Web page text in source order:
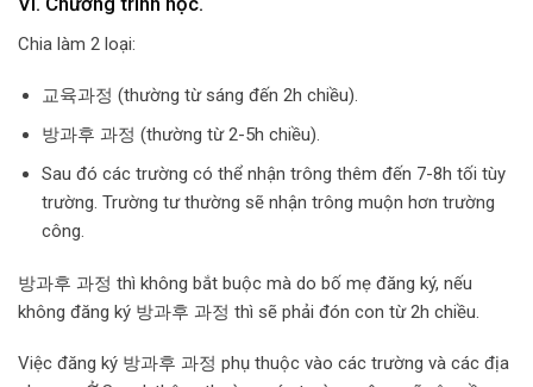
Chia làm 2 loại:
교육과정 (thường từ sáng đến 2h chiều).
방과후 과정 (thường từ 2-5h chiều).
Sau đó các trường có thể nhận trông thêm đến 7-8h tối tùy
trường. Trường tư thường sẽ nhận trông muộn hơn trường
công.
방과후 과정 thì không bắt buộc mà do bố mẹ đăng ký, nếu
không đăng ký 방과후 과정 thì sẽ phải đón con từ 2h chiều.
Việc đăng ký 방과후 과정 phụ thuộc vào các trường và các địa